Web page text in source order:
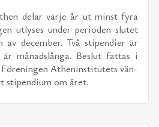
de­lar var­je år ut minst fyra
ut­ly­ses un­der pe­ri­o­den slu­tet
de­cem­ber. Två sti­pen­di­er är
må­nads­långa. Be­slut fat­tas i
Athe­nin­sti­tu­tets vän­
sti­pen­di­um om året.